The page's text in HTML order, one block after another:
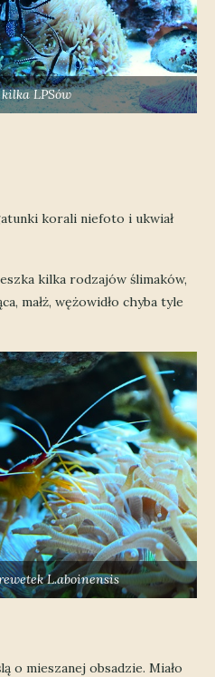
LPSów
korali niefoto i ukwiał
kilka rodzajów ślimaków,
małż, wężowidło chyba tyle
L.aboinensis
o mieszanej obsadzie. Miało